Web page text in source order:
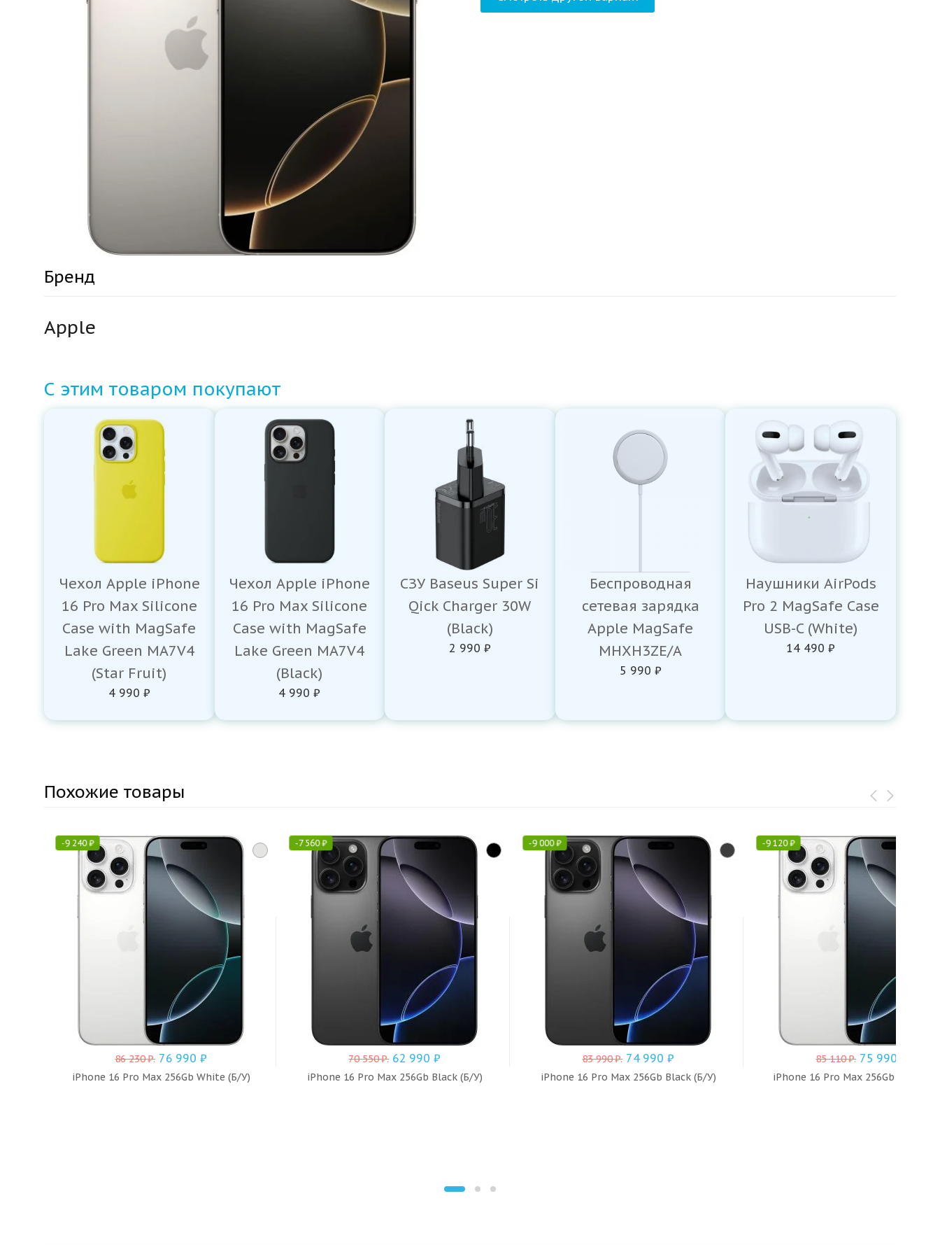
Бренд
Apple
С этим товаром покупают
Чехол Apple iPhone
16 Pro Max Silicone
Case with MagSafe
Lake Green MA7V4
(Star Fruit)
4 990 ₽
Чехол Apple iPhone
16 Pro Max Silicone
Case with MagSafe
Lake Green MA7V4
(Black)
4 990 ₽
СЗУ Baseus Super Si
Qick Charger 30W
(Black)
2 990 ₽
Беспроводная
сетевая зарядка
Apple MagSafe
MHXH3ZE/A
5 990 ₽
Наушники AirPods
Pro 2 MagSafe Case
USB-C (White)
14 490 ₽
Похожие товары
-9 240₽
86 230₽. 76 990 ₽
iPhone 16 Pro Max 256Gb White (Б/У)
-7 560₽
70 550₽. 62 990 ₽
iPhone 16 Pro Max 256Gb Black (Б/У)
-9 000₽
83 990₽. 74 990 ₽
iPhone 16 Pro Max 256Gb Black (Б/У)
-9 120₽
85 110₽. 75 990
iPhone 16 Pro Max 256Gb White